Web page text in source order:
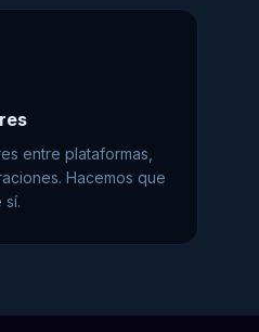
entre plataformas,
Hacemos que
sí.